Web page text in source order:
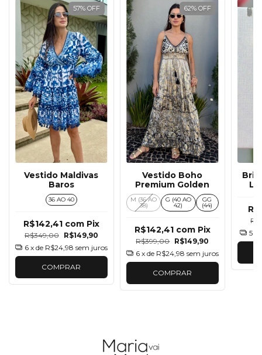
57%OFF
Vestido Maldivas
Baros
36 AO 40
R$349,00 R$149,90
R$142,41 com Pix
6 x de R$24,98 sem juros
COMPRAR
62%OFF
Vestido Boho
Premium Golden
M (36 AO
38)
G (40 AO
42)
GG
(44)
R$399,00 R$149,90
R$142,41 com Pix
6 x de R$24,98 sem juros
COMPRAR
5